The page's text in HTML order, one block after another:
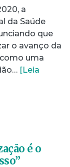
a
da Saúde
que
o avanço da
uma
[Leia
é o